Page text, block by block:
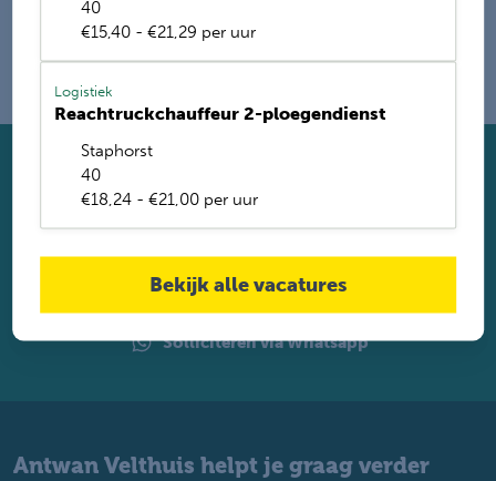
40
€15,40 - €21,29 per uur
Logistiek
Reachtruckchauffeur 2-ploegendienst
Staphorst
40
€18,24 - €21,00 per uur
Bekijk alle vacatures
Solliciteer direct
Twijfel je of je geschikt bent? Laat dan toch je gegevens
achter. Met ruim 1.200 vacatures vinden wij voor jou de
perfecte baan. Je krijgt binnen 2 werkdagen reactie.
Solliciteren via Whatsapp
Antwan Velthuis helpt je graag verder